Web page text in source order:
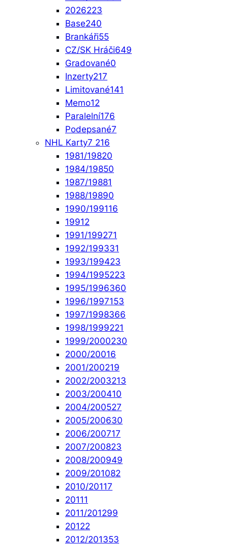
2026223
Base240
Brankáři55
CZ/SK Hráči649
Gradované0
Inzerty217
Limitované141
Memo12
Paralelní176
Podepsané7
NHL Karty7 216
1981/19820
1984/19850
1987/19881
1988/19890
1990/199116
19912
1991/199271
1992/199331
1993/199423
1994/1995223
1995/1996360
1996/1997153
1997/1998366
1998/1999221
1999/2000230
2000/20016
2001/200219
2002/2003213
2003/200410
2004/200527
2005/200630
2006/200717
2007/200823
2008/200949
2009/201082
2010/20117
20111
2011/201299
20122
2012/201353